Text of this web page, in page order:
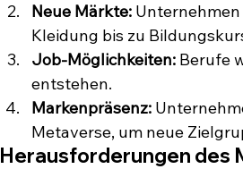
Neue Märkte:
Kleidung bis zu
Job-Möglichkeiten: Berufe
entstehen.
Markenpräsenz:
Metaverse, um neue
Herausforderungen des